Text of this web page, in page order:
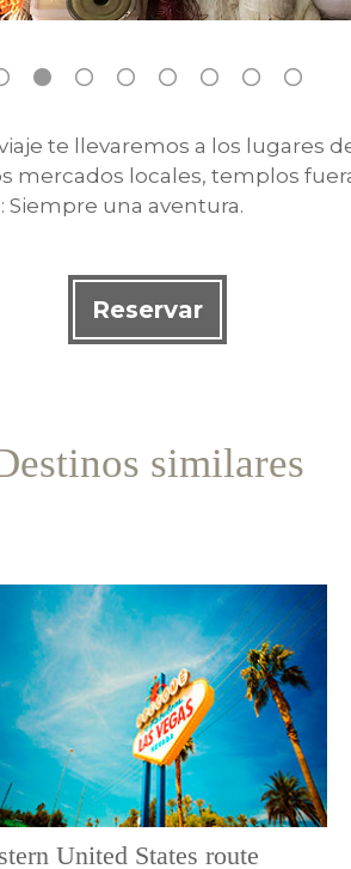
te llevaremos a los lugares
mercados locales, templos
Siempre una aventura.
Reservar
similares
United States route